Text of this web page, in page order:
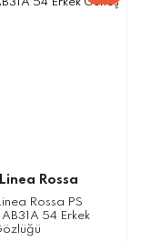
Rossa
Rossa PS
54 Erkek